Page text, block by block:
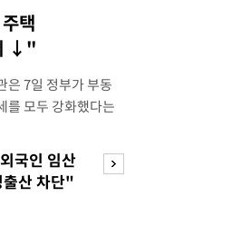
택
↓"
은 7일 정부가 부동
를 모두 강화했다는
주택은 보유세도 줄
"고 설명했다. 구 부
의 시선집중'과의 인
정도 된다.
국인 임산
산 차단"